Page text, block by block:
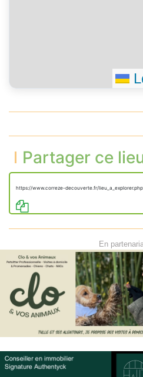
Partager ce
https://www.correze-decouverte.fr/
En